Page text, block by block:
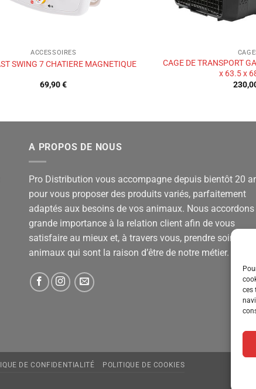
ces
ACCESSOIRES
SWING 7 CHATIERE MAGNETIQUE
69,90€
CAGE DE TRANSPORT
x 63.5 x
A PROPOS DE NOUS
Pro Distribution vous accompagne depuis bientôt 20
pour vous proposer des produits variés, parfaitement
adaptés aux besoins de vos animaux. Nous accordons
grande importance à la relation client afin de vous
satisfaire au mieux et, à travers vous, prendre soin de
animaux qui sont la raison d’être de notre métier.
DE CONFIDENTIALITÉ POLITIQUE DE COOKIES